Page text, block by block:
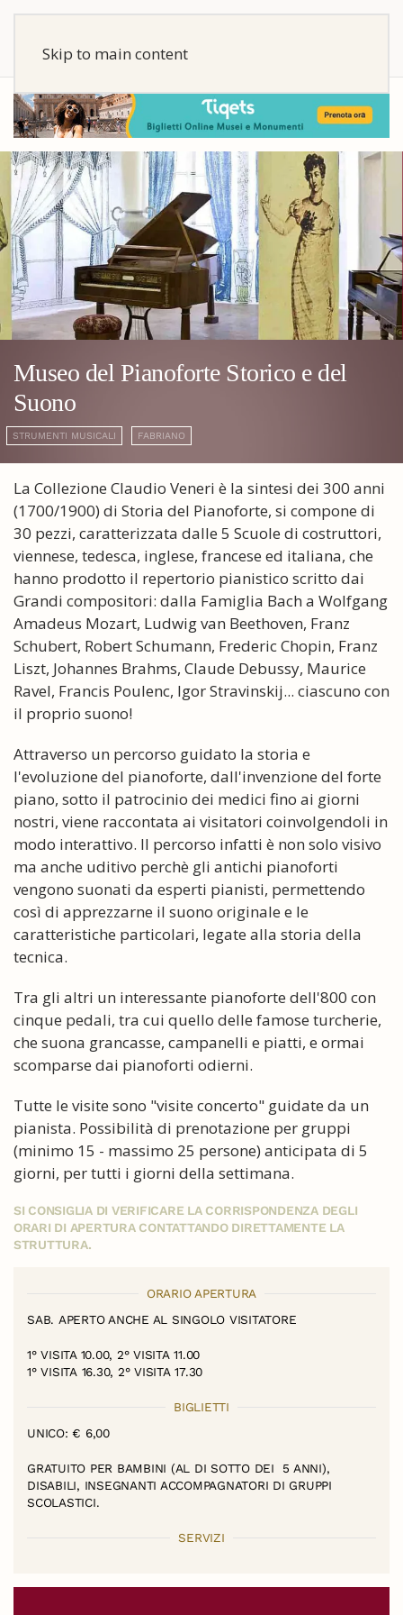
Skip to main content
Museo del Pianoforte Storico e del
Suono
STRUMENTI MUSICALI FABRIANO
La Collezione Claudio Veneri è la sintesi dei 300 anni
(1700/1900) di Storia del Pianoforte, si compone di
30 pezzi, caratterizzata dalle 5 Scuole di costruttori,
viennese, tedesca, inglese, francese ed italiana, che
hanno prodotto il repertorio pianistico scritto dai
Grandi compositori: dalla Famiglia Bach a Wolfgang
Amadeus Mozart, Ludwig van Beethoven, Franz
Schubert, Robert Schumann, Frederic Chopin, Franz
Liszt, Johannes Brahms, Claude Debussy, Maurice
Ravel, Francis Poulenc, Igor Stravinskij... ciascuno con
il proprio suono!
Attraverso un percorso guidato la storia e
l'evoluzione del pianoforte, dall'invenzione del forte
piano, sotto il patrocinio dei medici fino ai giorni
nostri, viene raccontata ai visitatori coinvolgendoli in
modo interattivo. Il percorso infatti è non solo visivo
ma anche uditivo perchè gli antichi pianoforti
vengono suonati da esperti pianisti, permettendo
così di apprezzarne il suono originale e le
caratteristiche particolari, legate alla storia della
tecnica.
Tra gli altri un interessante pianoforte dell'800 con
cinque pedali, tra cui quello delle famose turcherie,
che suona grancasse, campanelli e piatti, e ormai
scomparse dai pianoforti odierni.
Tutte le visite sono "visite concerto" guidate da un
pianista. Possibilità di prenotazione per gruppi
(minimo 15 - massimo 25 persone) anticipata di 5
giorni, per tutti i giorni della settimana.
SI CONSIGLIA DI VERIFICARE LA CORRISPONDENZA DEGLI
ORARI DI APERTURA CONTATTANDO DIRETTAMENTE LA
STRUTTURA.
ORARIO APERTURA
SAB. APERTO ANCHE AL SINGOLO VISITATORE
1° VISITA 10.00, 2° VISITA11.00
1° VISITA 16.30, 2° VISITA17.30
BIGLIETTI
UNICO: € 6,00
GRATUITO PER BAMBINI (AL DI SOTTO DEI 5 ANNI),
DISABILI, INSEGNANTI ACCOMPAGNATORI DI GRUPPI
SCOLASTICI.
SERVIZI